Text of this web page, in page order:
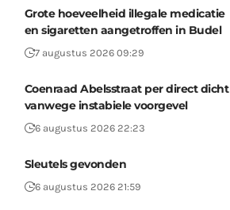
Grote hoeveelheid illegale medicatie
en sigaretten aangetroffen in Budel
7 augustus 2026 09:29
Coenraad Abelsstraat per direct dicht
vanwege instabiele voorgevel
6 augustus 2026 22:23
Sleutels gevonden
6 augustus 2026 21:59